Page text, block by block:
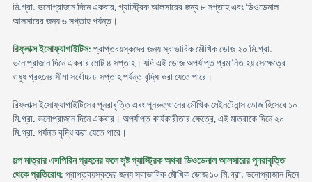
মি.গ্রা. ভনোপ্রাজান দিনে একবার, গ্যাস্ট্রিক আলসারের জন্য ৮ সপ্তাহ এবং ডিওডেনাল
আলসারের জন্য ৬ সপ্তাহ পর্যন্ত।
রিফ্লাক্স ইসোফ্যাগাইটিস: প্রাপ্তবয়স্কদের জন্য স্বাভাবিক মৌখিক ডোজ ২০ মি.গ্রা.
ভনোপ্রাজান দিনে একবার মোট ৪ সপ্তাহ। যদি এই ডোজ অপর্যাপ্ত প্রমানিত হয় সেক্ষেত্রে
ওষুধ গ্রহনের সীমা সর্বোচ্চ ৮ সপ্তাহ পর্যন্ত বৃদ্ধি করা যেতে পারে।
রিফ্লাক্স ইসোফ্যাগাইটিসের পূনরাবৃত্তি এবং পূনরুত্থানের মৌখিক মেইনটেনান্স ডোজ হিসেবে ১০
মি.গ্রা. ভনোপ্রাজান দিনে একবার। অপর্যাপ্ত কার্যকারীতার ক্ষেত্রে, এই মাত্রাকে দিনে ২০
মি.গ্রা. পর্যন্ত বৃদ্ধি করা যেতে পারে।
সল্প মাত্রার এসপিরিন গ্রহনের ফলে সৃষ্ট গ্যাস্ট্রিক অথবা ডিওডেনাল আলসারের পুনরাবৃত্তি
থেকে প্রতিরোধ: প্রাপ্তবয়স্কদের জন্য স্বাভাবিক মৌখিক ডোজ ১০ মি.গ্রা. ভনোপ্রাজান দিনে